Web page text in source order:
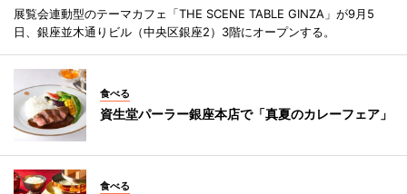
展覧会連動型のテーマカフェ「THE SCENE TABLE GINZA」が9月5
日、銀座並木通りビル（中央区銀座2）3階にオープンする。
食べる
資生堂パーラー銀座本店で「真夏のカレーフェア」
食べる